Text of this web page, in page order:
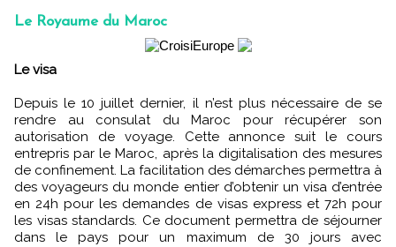
Le Royaume du Maroc
Le visa
Depuis le 10 juillet dernier, il n’est plus nécessaire de se
rendre au consulat du Maroc pour récupérer son
autorisation de voyage. Cette annonce suit le cours
entrepris par le Maroc, après la digitalisation des mesures
de confinement. La facilitation des démarches permettra à
des voyageurs du monde entier d’obtenir un visa d’entrée
en 24h pour les demandes de visas express et 72h pour
les visas standards. Ce document permettra de séjourner
dans le pays pour un maximum de 30 jours avec